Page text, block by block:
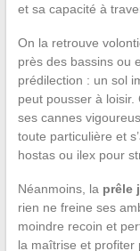
et sa capacité à
On la retrouve
près des bassins ou
prédilection : un sol
peut pousser à
ses cannes
toute particulière et
hostas ou ilex pour
Néanmoins, la prêle
rien ne freine ses
moindre recoin et
la maîtrise et profiter